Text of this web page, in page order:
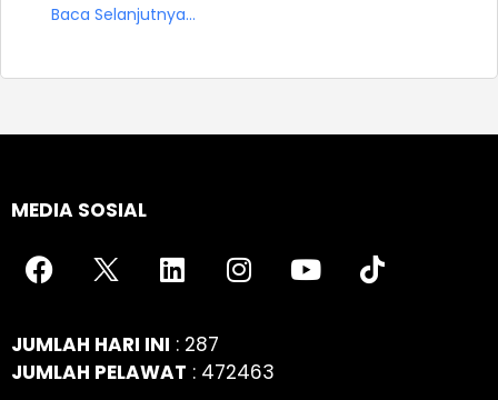
Baca Selanjutnya...
MEDIA SOSIAL
JUMLAH HARI INI : 287
JUMLAH PELAWAT : 472463